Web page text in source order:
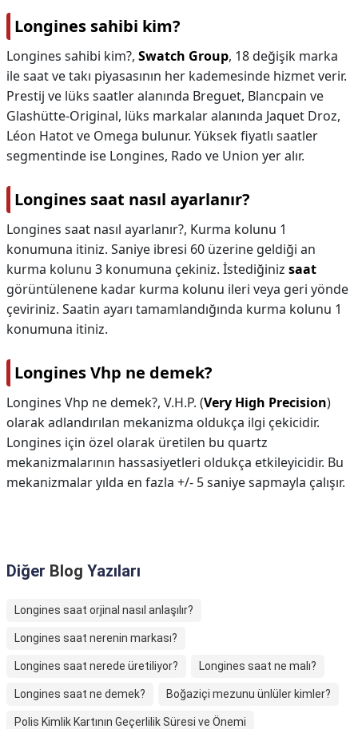
Longines sahibi kim?
Longines sahibi kim?, Swatch Group, 18 değişik marka
ile saat ve takı piyasasının her kademesinde hizmet verir.
Prestij ve lüks saatler alanında Breguet, Blancpain ve
Glashütte-Original, lüks markalar alanında Jaquet Droz,
Léon Hatot ve Omega bulunur. Yüksek fiyatlı saatler
segmentinde ise Longines, Rado ve Union yer alır.
Longines saat nasıl ayarlanır?
Longines saat nasıl ayarlanır?, Kurma kolunu 1
konumuna itiniz. Saniye ibresi 60 üzerine geldiği an
kurma kolunu 3 konumuna çekiniz. İstediğiniz saat
görüntülenene kadar kurma kolunu ileri veya geri yönde
çeviriniz. Saatin ayarı tamamlandığında kurma kolunu 1
konumuna itiniz.
Longines Vhp ne demek?
Longines Vhp ne demek?, V.H.P. (Very High Precision)
olarak adlandırılan mekanizma oldukça ilgi çekicidir.
Longines için özel olarak üretilen bu quartz
mekanizmalarının hassasiyetleri oldukça etkileyicidir. Bu
mekanizmalar yılda en fazla +/- 5 saniye sapmayla çalışır.
Diğer Blog Yazıları
Longines saat orjinal nasıl anlaşılır?
Longines saat nerenin markası?
Longines saat nerede üretiliyor? Longines saat ne malı?
Longines saat ne demek? Boğaziçi mezunu ünlüler kimler?
Polis Kimlik Kartının Geçerlilik Süresi ve Önemi